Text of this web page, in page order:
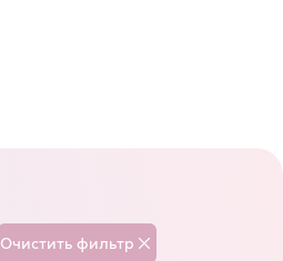
Очистить фильтр